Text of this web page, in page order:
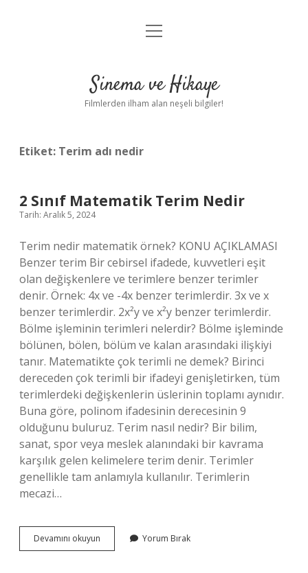
Gizlilik Politikası
Yasal Uyarı
menüyü
Sinema ve Hikaye
Filmlerden ilham alan neşeli bilgiler!
Etiket: Terim adı nedir
2 Sınıf Matematik Terim Nedir
Tarih: Aralık 5, 2024
Terim nedir matematik örnek? KONU AÇIKLAMASI
Benzer terim Bir cebirsel ifadede, kuvvetleri eşit
olan değişkenlere ve terimlere benzer terimler
denir. Örnek: 4x ve -4x benzer terimlerdir. 3x ve x
benzer terimlerdir. 2x²y ve x²y benzer terimlerdir.
Bölme işleminin terimleri nelerdir? Bölme işleminde
bölünen, bölen, bölüm ve kalan arasındaki ilişkiyi
tanır. Matematikte çok terimli ne demek? Birinci
dereceden çok terimli bir ifadeyi genişletirken, tüm
terimlerdeki değişkenlerin üslerinin toplamı aynıdır.
Buna göre, polinom ifadesinin derecesinin 9
olduğunu buluruz. Terim nasıl nedir? Bir bilim,
sanat, spor veya meslek alanındaki bir kavrama
karşılık gelen kelimelere terim denir. Terimler
genellikle tam anlamıyla kullanılır. Terimlerin
mecazi…
Devamını okuyun
Sınıf
Yorum Bırak